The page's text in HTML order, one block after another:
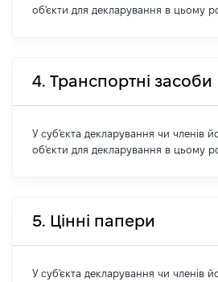
об'єкти для декларування в цьому
4. Транспортні засоби
У суб'єкта декларування чи членів
об'єкти для декларування в цьому
5. Цінні папери
У суб'єкта декларування чи членів